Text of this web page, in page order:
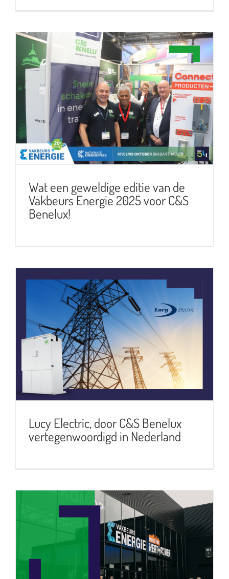
Wat een geweldige editie van de
Vakbeurs Energie 2025 voor C&S
Benelux!
Wat een geweldige editie van de
Vakbeurs Energie 2025 voor C&S
Benelux!
Lucy Electric, door C&S Benelux
vertegenwoordigd in Nederland
Lucy Electric, door C&S Benelux
vertegenwoordigd in Nederland
Ontmoet ons op de Vakbeurs
Energie (7, 8 en 9 oktober Den